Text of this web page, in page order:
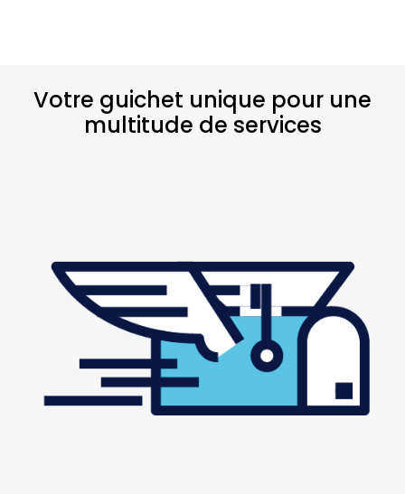
Votre guichet unique pour une
multitude de services